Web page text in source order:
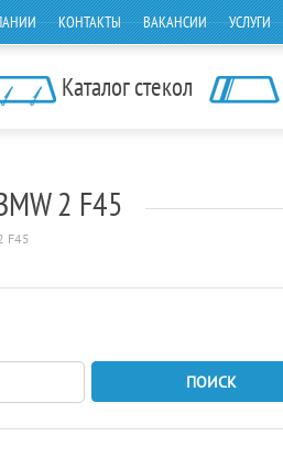
КОНТАКТЫ ВАКАНСИИ УСЛУГИ
Каталог стекол
2 F45
F45
ПОИСК